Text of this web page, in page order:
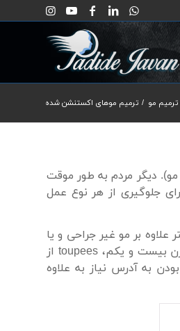
ترمیم مو / ترمیم موهای اکستنشن شده
). دیگر مردم به طور موقت
جلوگیری از هر نوع عمل
علاوه بر مو غیر جراحی و یا
بیست و یکم، toupees از
بودن به آدرس نیاز به علاوه